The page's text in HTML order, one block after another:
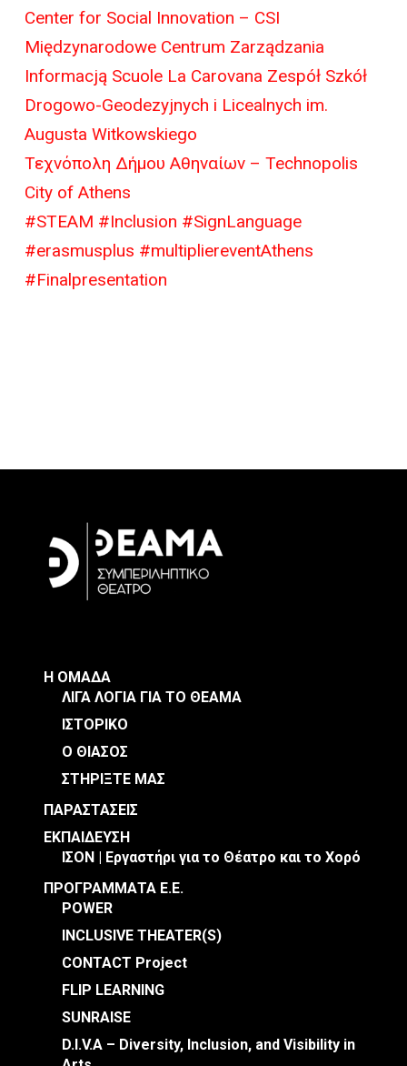
Center for Social Innovation – CSI
Międzynarodowe Centrum Zarządzania
Informacją Scuole La Carovana Zespół Szkół
Drogowo-Geodezyjnych i Licealnych im.
Augusta Witkowskiego
Τεχνόπολη Δήμου Αθηναίων – Technopolis
City of Athens
#STEAM #Inclusion #SignLanguage
#erasmusplus #multipliereventAthens
#Finalpresentation
Η ΟΜΑΔΑ
ΛΙΓΑ ΛΟΓΙΑ ΓΙΑ ΤΟ ΘΕΑΜΑ
ΙΣΤΟΡΙΚΟ
Ο ΘΙΑΣΟΣ
ΣΤΗΡΙΞΤΕ ΜΑΣ
ΠΑΡΑΣΤΑΣΕΙΣ
ΕΚΠΑΙΔΕΥΣΗ
ΙΣΟΝ | Εργαστήρι για το Θέατρο και το Χορό
ΠΡΟΓΡΑΜΜΑΤΑ Ε.Ε.
POWER
INCLUSIVE THEATER(S)
CONTACT Project
FLIP LEARNING
SUNRAISE
D.I.V.A – Diversity, Inclusion, and Visibility in